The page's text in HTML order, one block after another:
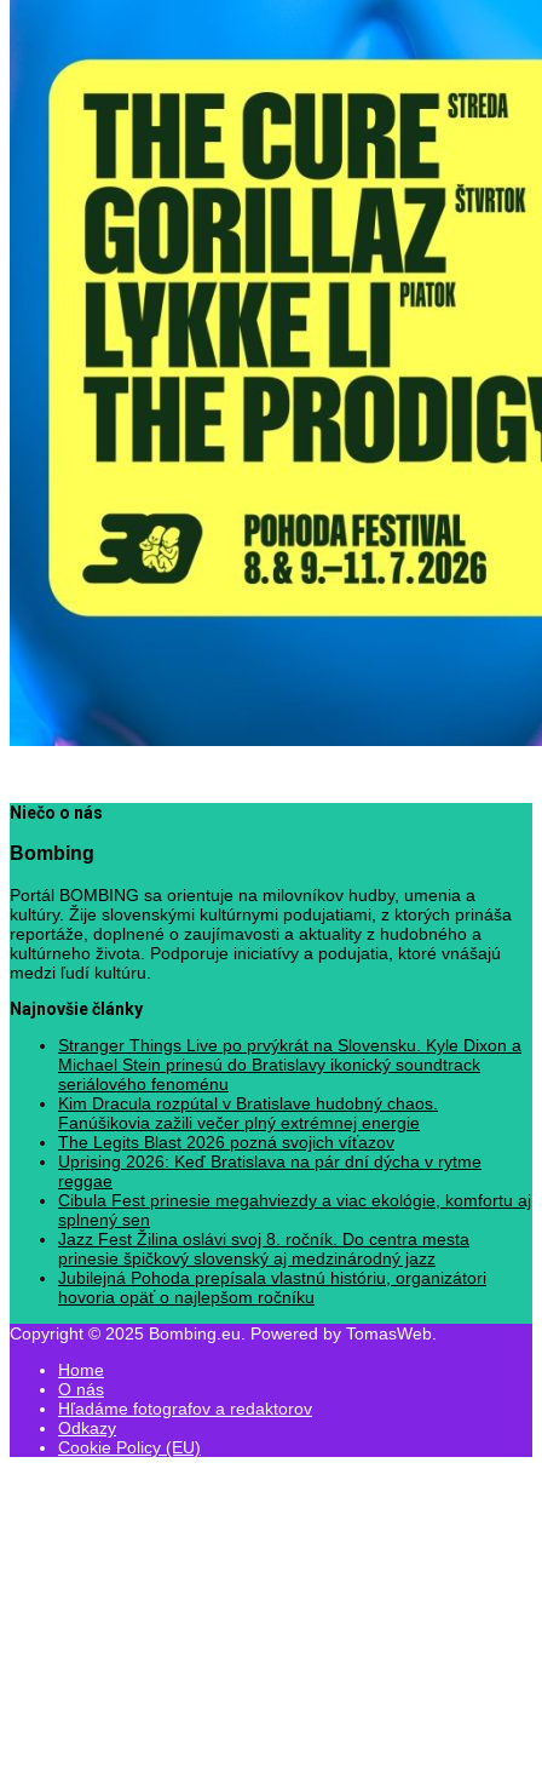
Niečo o nás
Bombing
Portál BOMBING sa orientuje na milovníkov hudby, umenia a
kultúry. Žije slovenskými kultúrnymi podujatiami, z ktorých prináša
reportáže, doplnené o zaujímavosti a aktuality z hudobného a
kultúrneho života. Podporuje iniciatívy a podujatia, ktoré vnášajú
medzi ľudí kultúru.
Najnovšie články
Stranger Things Live po prvýkrát na Slovensku. Kyle Dixon a
Michael Stein prinesú do Bratislavy ikonický soundtrack
seriálového fenoménu
Kim Dracula rozpútal v Bratislave hudobný chaos.
Fanúšikovia zažili večer plný extrémnej energie
The Legits Blast 2026 pozná svojich víťazov
Uprising 2026: Keď Bratislava na pár dní dýcha v rytme
reggae
Cibula Fest prinesie megahviezdy a viac ekológie, komfortu aj
splnený sen
Jazz Fest Žilina oslávi svoj 8. ročník. Do centra mesta
prinesie špičkový slovenský aj medzinárodný jazz
Jubilejná Pohoda prepísala vlastnú históriu, organizátori
hovoria opäť o najlepšom ročníku
Copyright © 2025 Bombing.eu. Powered by TomasWeb.
Home
O nás
Hľadáme fotografov a redaktorov
Odkazy
Cookie Policy (EU)